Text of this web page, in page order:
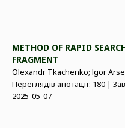
METHOD OF RAPID
FRAGMENT
Olexandr Tkachenko; Іgor
Переглядів анотації: 180 |
2025-05-07